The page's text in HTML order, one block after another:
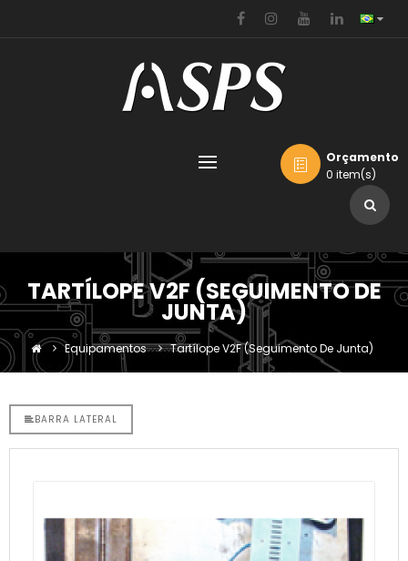
Orçamento
0 item(s)
TARTÍLOPE V2F (SEGUIMENTO DE
JUNTA)
Equipamentos Tartílope V2F (seguimento De Junta)
BARRA LATERAL